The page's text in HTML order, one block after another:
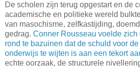
De scholen zijn terug opgestart en de
academische en politieke wereld
van masochisme, zelfkastijding,
gedrag. Conner Rousseau voelde zich
rond te bazuinen dat de schuld voor
onderwijs te wijten is aan een tekort
echte oorzaak, de structurele